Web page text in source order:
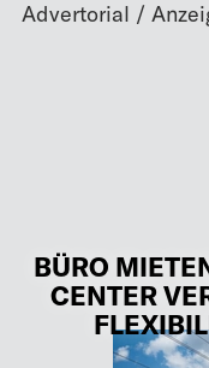
BÜRO
CENTER